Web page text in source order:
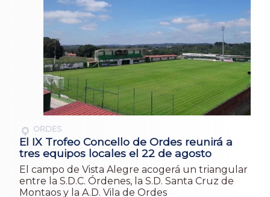
ORDES
El IX Trofeo Concello de Ordes reunirá a
tres equipos locales el 22 de agosto
El campo de Vista Alegre acogerá un triangular
entre la S.D.C. Órdenes, la S.D. Santa Cruz de
Montaos y la A.D. Vila de Ordes